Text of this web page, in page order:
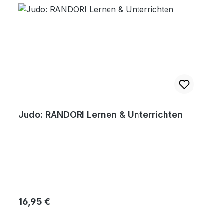
Judo: RANDORI Lernen & Unterrichten
Regulärer Preis:
16,95 €